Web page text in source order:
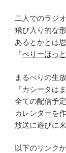
二人でのラジ
飛び入り的な
あるとかとは
『べりーほっと
まるべりの生
『カシータは
全ての配信予
カレンダーを
放送に遊びに
以下のリンク